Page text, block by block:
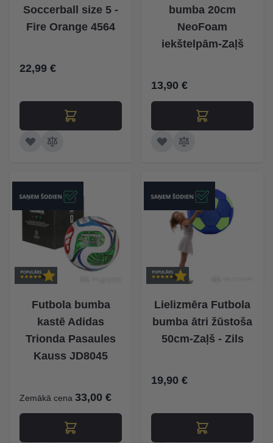
Soccerball size 5 -
Fire Orange 4564
22,99 €
bumba 20cm
NeoFoam
iekštelpām-Zaļš
13,90 €
Futbola bumba
kastē Adidas
Trionda Pasaules
Kauss JD8045
Zemākā cena 33,00 €
Lielizmēra Futbola
bumba ātri žūstoša
50cm-Zaļš - Zils
19,90 €